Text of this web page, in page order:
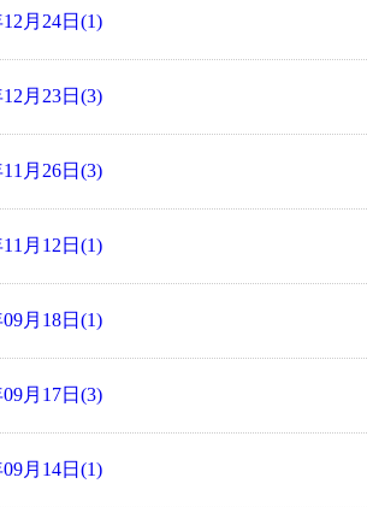
12月24日(1)
12月23日(3)
11月26日(3)
11月12日(1)
09月18日(1)
09月17日(3)
09月14日(1)